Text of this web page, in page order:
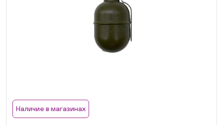
Наличие в магазинах